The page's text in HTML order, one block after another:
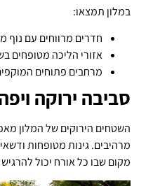
במלון תמצאו:
חדרים מרווחים עם נוף
אזורי הליכה מטופחים
מרחבים פתוחים
סביבה ירוקה
השטחים הירוקים של המלון
מרהיבים. גינות מטופחות
מקום שבו כל אורח יכול